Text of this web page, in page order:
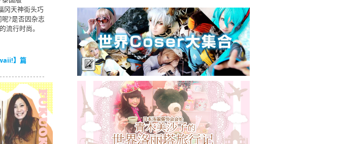
冈天神街头巧
?是否因杂志
流行时尚。
】篇
的试吃之旅 in 福冈市！〜
2023.03.07
严格素食主义・素食主义者的菜单试的试吃之旅 in 福冈市！
2023.03.02
Little Stand 大名店 〜 严格素食主义・素食主义者的菜单试的试
吃之旅 in 福冈市！〜
2023.02.28
东筑轩 折尾本社乌冬店